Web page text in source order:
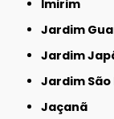
Imirim
Jardim
Jardim
Jardim
Jaçanã